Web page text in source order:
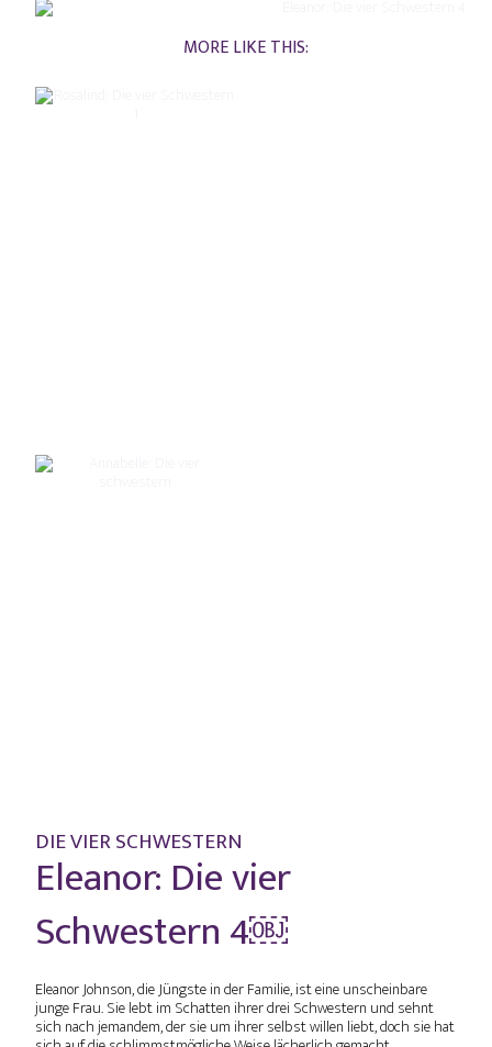
MORE LIKE THIS:
DIE VIER SCHWESTERN
Eleanor: Die vier
Schwestern 4￼
Eleanor Johnson, die Jüngste in der Familie, ist eine unscheinbare
junge Frau. Sie lebt im Schatten ihrer drei Schwestern und sehnt
sich nach jemandem, der sie um ihrer selbst willen liebt, doch sie hat